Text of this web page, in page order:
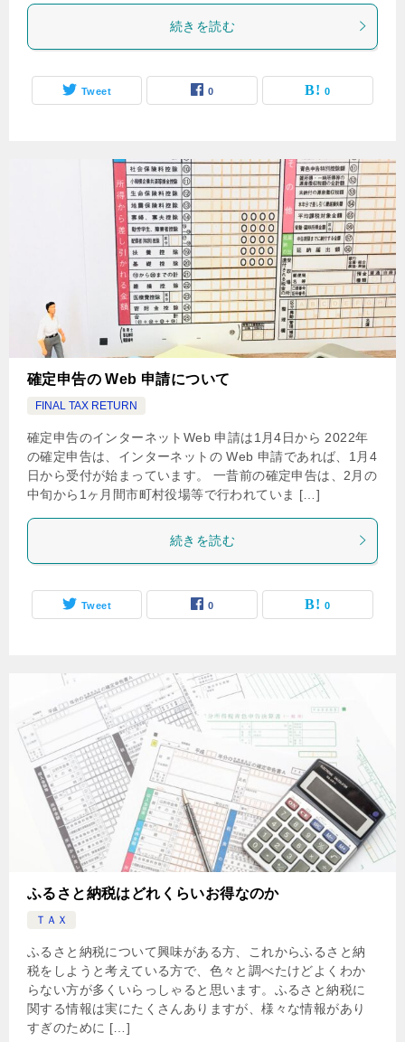
続きを読む
Tweet 0 0
確定申告の Web 申請について
FINAL TAX RETURN
確定申告のインターネットWeb 申請は1月4日から 2022年
の確定申告は、インターネットの Web 申請であれば、1月4
日から受付が始まっています。 一昔前の確定申告は、2月の
中旬から1ヶ月間市町村役場等で行われていま […]
続きを読む
Tweet 0 0
ふるさと納税はどれくらいお得なのか
ＴＡＸ
ふるさと納税について興味がある方、これからふるさと納
税をしようと考えている方で、色々と調べたけどよくわか
らない方が多くいらっしゃると思います。ふるさと納税に
関する情報は実にたくさんありますが、様々な情報があり
すぎのために […]